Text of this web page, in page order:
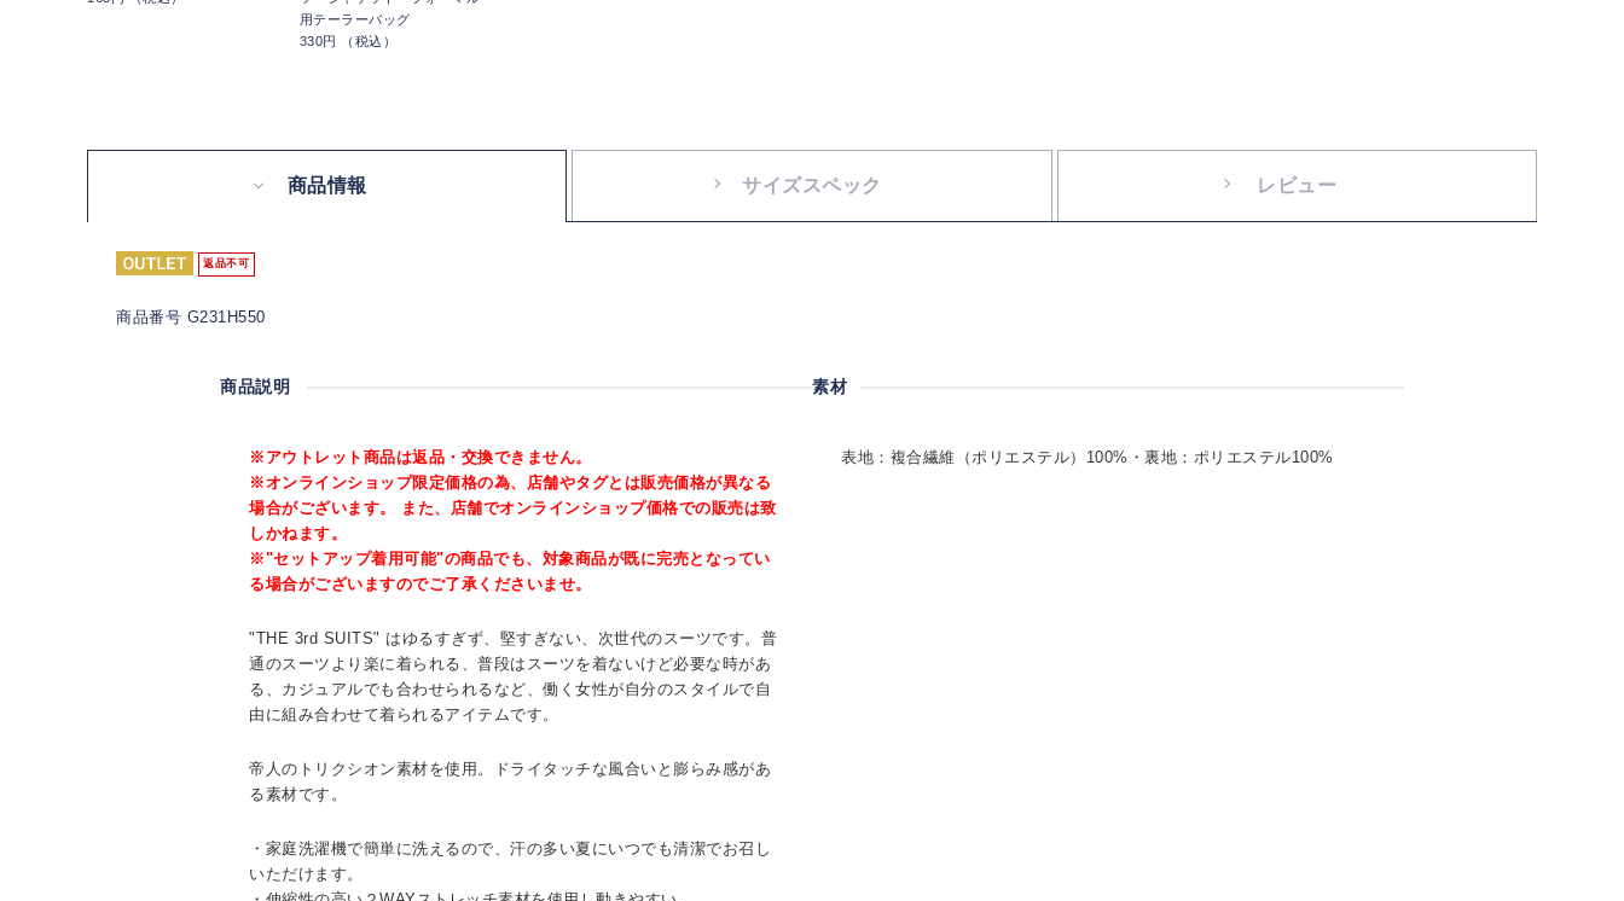
用テーラーバッグ
330円 （税込）
商品情報 サイズスペック レビュー
返品不可
商品番号 G231H550
商品説明
※アウトレット商品は返品・交換できません。
※オンラインショップ限定価格の為、店舗やタグとは販売価格が異なる
場合がございます。 また、店舗でオンラインショップ価格での販売は致
しかねます。
※"セットアップ着用可能"の商品でも、対象商品が既に完売となってい
る場合がございますのでご了承くださいませ。
"THE 3rd SUITS" はゆるすぎず、堅すぎない、次世代のスーツです。普
通のスーツより楽に着られる、普段はスーツを着ないけど必要な時があ
る、カジュアルでも合わせられるなど、働く女性が自分のスタイルで自
由に組み合わせて着られるアイテムです。
帝人のトリクシオン素材を使用。ドライタッチな風合いと膨らみ感があ
る素材です。
・家庭洗濯機で簡単に洗えるので、汗の多い夏にいつでも清潔でお召し
いただけます。
素材
表地：複合繊維（ポリエステル）100%・裏地：ポリエステル100%